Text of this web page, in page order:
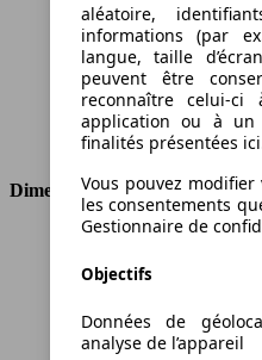
Couple
340
Cylindrée
Carburant
Cylindres
4
Transmission
Type de traction
Dimensions
Hauteur
Empattement
Poids maximum
aléatoire,
informations (par
langue, taille
peuvent être
reconnaître celui-
application ou à
finalités présentées
Vous pouvez
les consentements
Gestionnaire de
Objectifs
Données de
analyse de l’appareil